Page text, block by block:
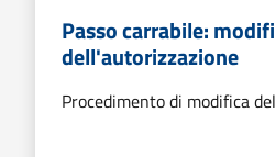
Passo carrabile:
dell'autorizzazione
Procedimento di modifica